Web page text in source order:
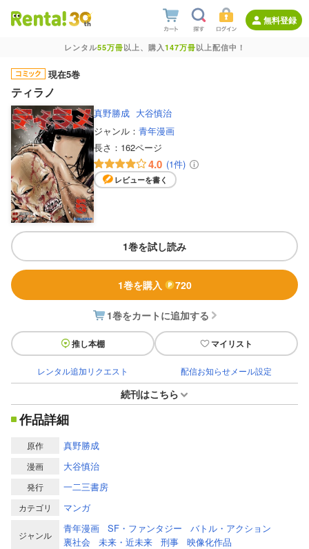
無料登録
レンタル55万冊以上、購入147万冊以上配信中！
現在5巻
ティラノ
真野勝成 大谷慎治
ジャンル： 青年漫画
長さ： 162ページ
4.0 (1件)
レビューを書く
1巻を試し読み
1巻を購入 720
1巻をカートに追加する
推し本棚 マイリスト
レンタル追加リクエスト 配信お知らせメール設定
続刊はこちら
作品詳細
原作 真野勝成
漫画 大谷慎治
発行 一二三書房
カテゴリ マンガ
ジャンル
青年漫画 SF・ファンタジー
バトル・アクション
裏社会
未来・近未来 刑事 映像化作品